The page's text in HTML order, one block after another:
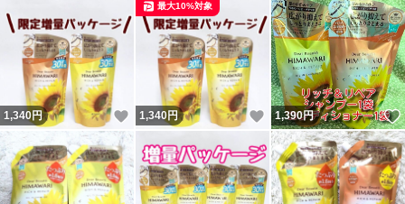
1,340円 いいね！
1,340円 いいね！
最大10%対象
1,390円